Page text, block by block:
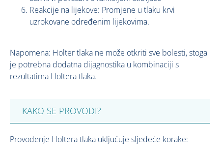
Reakcije na lijekove: Promjene u tlaku krvi
uzrokovane određenim lijekovima.
Napomena: Holter tlaka ne može otkriti sve bolesti, stoga
je potrebna dodatna dijagnostika u kombinaciji s
rezultatima Holtera tlaka.
KAKO SE PROVODI?
Provođenje Holtera tlaka uključuje sljedeće korake: